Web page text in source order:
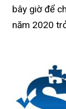
bây giờ để
năm 2020